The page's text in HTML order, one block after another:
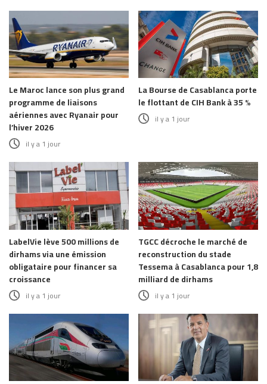
Le Maroc lance son plus grand
programme de liaisons
aériennes avec Ryanair pour
l’hiver 2026
il y a 1 jour
La Bourse de Casablanca porte
le flottant de CIH Bank à 35 %
il y a 1 jour
LabelVie lève 500 millions de
dirhams via une émission
obligataire pour financer sa
croissance
il y a 1 jour
TGCC décroche le marché de
reconstruction du stade
Tessema à Casablanca pour 1,8
milliard de dirhams
il y a 1 jour